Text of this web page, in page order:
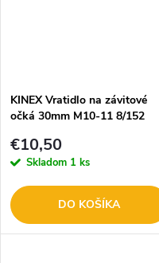
KINEX Vratidlo na závitové
očká 30mm M10-11 8/152
€10,50
Skladom 1 ks
DO KOŠÍKA